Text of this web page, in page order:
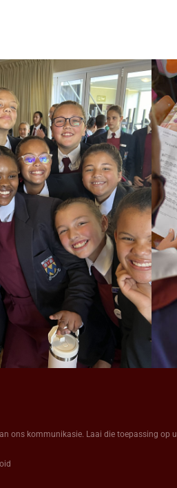
ons kommunikasie. Laai die toepassing op u